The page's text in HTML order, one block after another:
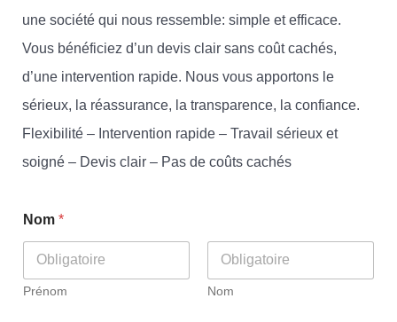
une société qui nous ressemble: simple et efficace.
Vous bénéficiez d’un devis clair sans coût cachés,
d’une intervention rapide. Nous vous apportons le
sérieux, la réassurance, la transparence, la confiance.
Flexibilité – Intervention rapide – Travail sérieux et
soigné – Devis clair – Pas de coûts cachés
Nom *
Prénom Nom